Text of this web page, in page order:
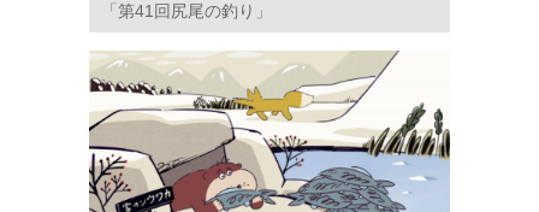
「第41回尻尾の釣り」